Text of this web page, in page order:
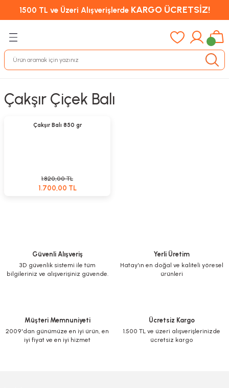
1500 TL ve Üzeri Alışverişlerde KARGO ÜCRETSİZ!
Çakşır Çiçek Balı
Sepete Ekle
Çakşır Balı 850 gr
1.820,00 TL
1.700,00 TL
Güvenli Alışveriş
3D güvenlik sistemi ile tüm
bilgileriniz ve alışverişiniz güvende.
Yerli Üretim
Hatay'ın en doğal ve kaliteli yöresel
ürünleri
Müşteri Memnuniyeti
2009'dan günümüze en iyi ürün, en
iyi fiyat ve en iyi hizmet
Ücretsiz Kargo
1.500 TL ve üzeri alışverişlerinizde
ücretsiz kargo